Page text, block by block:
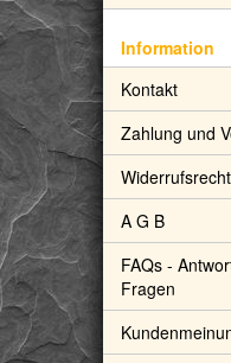
Information
Kontakt
Zahlung und
Widerrufsrecht
A G B
FAQs -
Fragen